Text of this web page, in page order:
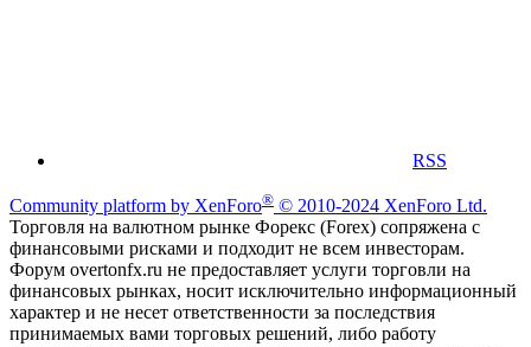
RSS
Community platform by XenForo® © 2010-2024 XenForo Ltd.
Торговля на валютном рынке Форекс (Forex) сопряжена с
финансовыми рисками и подходит не всем инвесторам.
Форум overtonfx.ru не предоставляет услуги торговли на
финансовых рынках, носит исключительно информационный
характер и не несет ответственности за последствия
принимаемых вами торговых решений, либо работу